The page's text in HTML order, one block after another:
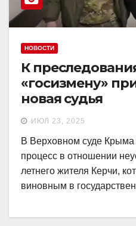
НОВОСТИ
К
«госизмену»
новая судья
ИЮЛ 23, 2025
В Верховном суде
процесс в отношении
летнего жителя Керчи,
виновным в